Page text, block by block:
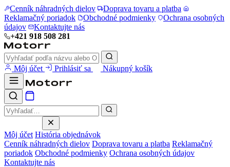
Cenník náhradných dielov
Doprava tovaru a platba
Reklamačný poriadok
Obchodné podmienky
Ochrana osobných
údajov
Kontaktujte nás
+421 918 508 281
Môj účet Prihlásiť sa Nákupný košík
Môj účet História objednávok
Cenník náhradných dielov Doprava tovaru a platba Reklamačný
poriadok Obchodné podmienky Ochrana osobných údajov
Kontaktujte nás